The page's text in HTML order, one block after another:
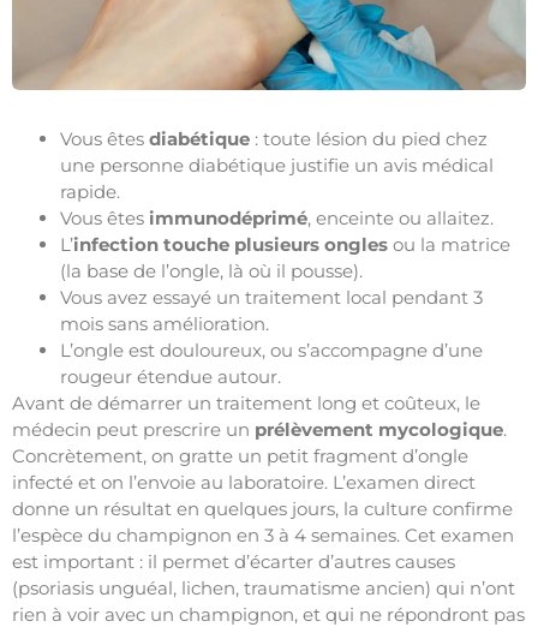
Vous êtes diabétique : toute lésion du pied chez
une personne diabétique justifie un avis médical
rapide.
Vous êtes immunodéprimé, enceinte ou allaitez.
L’infection touche plusieurs ongles ou la matrice
(la base de l’ongle, là où il pousse).
Vous avez essayé un traitement local pendant 3
mois sans amélioration.
L’ongle est douloureux, ou s’accompagne d’une
rougeur étendue autour.
Avant de démarrer un traitement long et coûteux, le
médecin peut prescrire un prélèvement mycologique.
Concrètement, on gratte un petit fragment d’ongle
infecté et on l’envoie au laboratoire. L’examen direct
donne un résultat en quelques jours, la culture confirme
l’espèce du champignon en 3 à 4 semaines. Cet examen
est important : il permet d’écarter d’autres causes
(psoriasis unguéal, lichen, traumatisme ancien) qui n’ont
rien à voir avec un champignon, et qui ne répondront pas